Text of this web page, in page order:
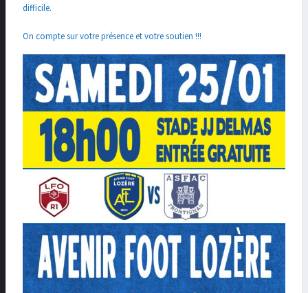
difficile.
On compte sur votre présence et votre soutien !!!